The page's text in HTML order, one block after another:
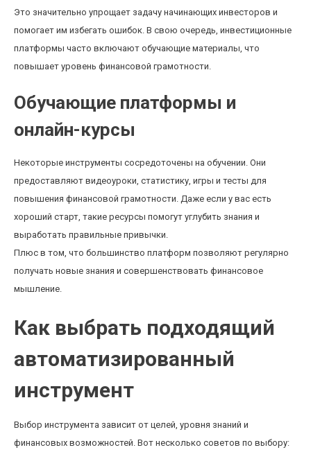
Это значительно упрощает задачу начинающих инвесторов и
помогает им избегать ошибок. В свою очередь, инвестиционные
платформы часто включают обучающие материалы, что
повышает уровень финансовой грамотности.
Обучающие платформы и
онлайн-курсы
Некоторые инструменты сосредоточены на обучении. Они
предоставляют видеоуроки, статистику, игры и тесты для
повышения финансовой грамотности. Даже если у вас есть
хороший старт, такие ресурсы помогут углубить знания и
выработать правильные привычки.
Плюс в том, что большинство платформ позволяют регулярно
получать новые знания и совершенствовать финансовое
мышление.
Как выбрать подходящий
автоматизированный
инструмент
Выбор инструмента зависит от целей, уровня знаний и
финансовых возможностей. Вот несколько советов по выбору: